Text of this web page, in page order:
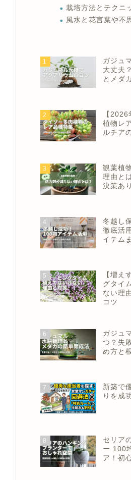
栽培方法とテクニ
風水と花言葉や不
1
ガジュ
大丈夫
とメダ
2
【
植物レ
ルチア
3
観葉植
理由と
決策あり
4
冬越し
徹底活
イテム
5
【増え
グタイ
ない理
コツ
6
ガジュ
つ？失
め方と
7
新築で
りを成
8
セリア
ー 100
ア！初